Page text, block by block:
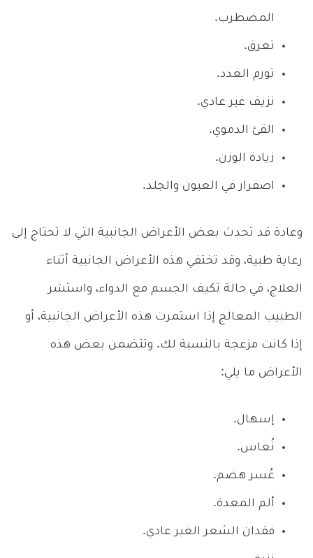
المضطرب.
تعرق.
تورم الغدد.
نزيف غير عادي.
القئ الدموي.
زيادة الوزن.
اصفرار في العيون والجلد.
وعادة قد تحدث بعض الأعراض الجانبية التي لا تحتاج إلى
رعاية طبية، وقد تختفي هذه الأعراض الجانبية أثناء
العلاج، في حالة تكيف الجسم مع الدواء، واستشر
الطبيب المعالج إذا استمرت هذه الأعراض الجانبية، أو
إذا كانت مزعجة بالنسبة لك. وتتضمن بعض هذه
الأعراض ما يلي:
إسهال.
نُعاس.
عُسر هضم.
ألم المعدة.
فقدان الشعر الغير عادي.